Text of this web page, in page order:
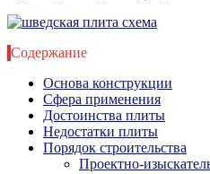
Содержание
Основа конструкции
Сфера применения
Достоинства плиты
Недостатки плиты
Порядок строительства
Проектно-